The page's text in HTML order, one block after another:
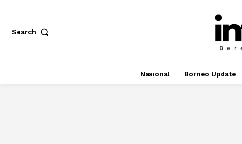
Search
Nasional Borneo Update